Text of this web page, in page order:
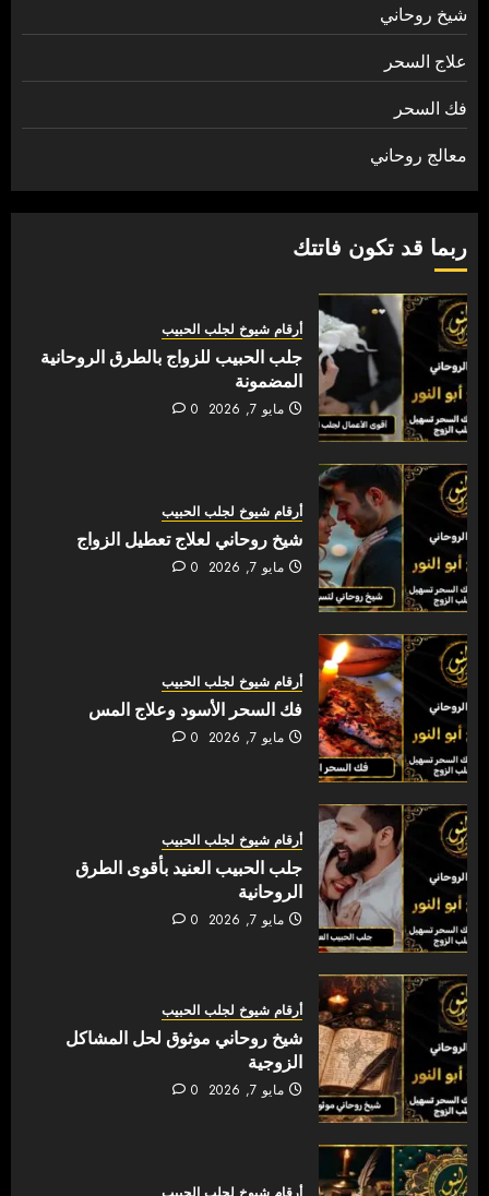
شيخ روحاني
علاج السحر
فك السحر
معالج روحاني
ربما قد تكون فاتتك
أرقام شيوخ لجلب الحبيب
جلب الحبيب للزواج بالطرق الروحانية
المضمونة
مايو 7, 2026 0
أرقام شيوخ لجلب الحبيب
شيخ روحاني لعلاج تعطيل الزواج
مايو 7, 2026 0
أرقام شيوخ لجلب الحبيب
فك السحر الأسود وعلاج المس
مايو 7, 2026 0
أرقام شيوخ لجلب الحبيب
جلب الحبيب العنيد بأقوى الطرق
الروحانية
مايو 7, 2026 0
أرقام شيوخ لجلب الحبيب
شيخ روحاني موثوق لحل المشاكل
الزوجية
مايو 7, 2026 0